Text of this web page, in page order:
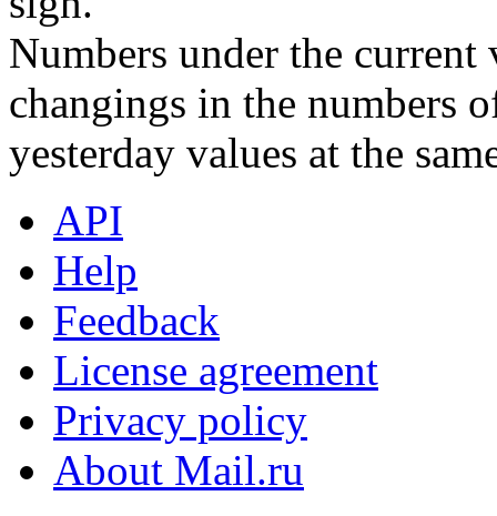
Numbers under the
changings in the numbers
yesterday values at the
API
Help
Feedback
License agreement
Privacy policy
About Mail.ru